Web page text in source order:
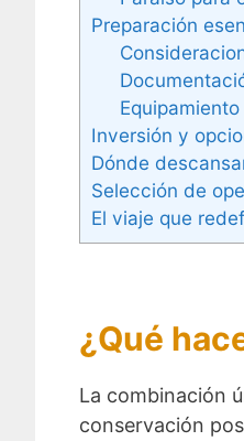
Preparación
Inversión y
Dónde
Selección de
El viaje que
¿Qué
La combinación
conservación